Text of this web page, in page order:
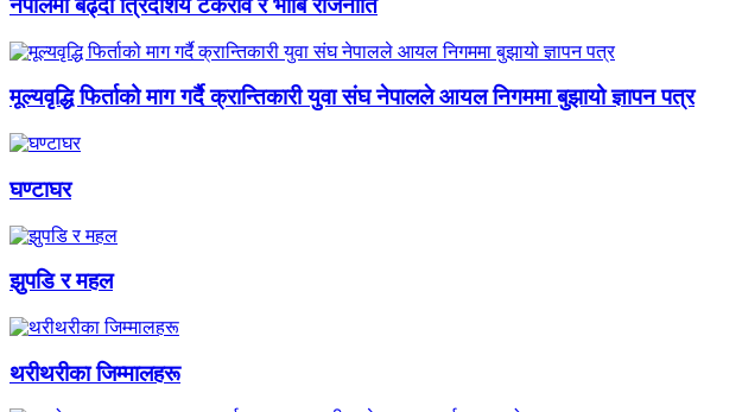
नेपालमा बढ्दो त्रिदेशिय टकराव र भाबि राजनीति
मूल्यवृद्धि फिर्ताको माग गर्दै क्रान्तिकारी युवा संघ नेपालले आयल निगममा बुझायो ज्ञापन पत्र
घण्टाघर
झुपडि र महल
थरीथरीका जिम्मालहरू